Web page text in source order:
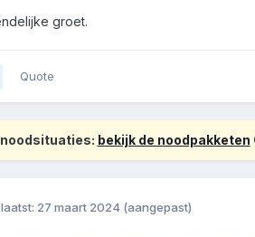
groet.
Quote
bekijk de noodpakketen
27 maart 2024 (aangepast)